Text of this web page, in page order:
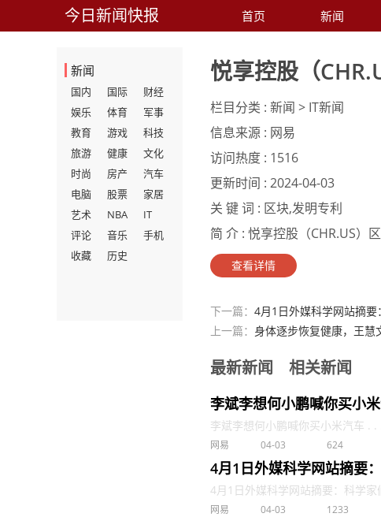
今日新闻快报 首页 新闻
新闻
国内 国际
财经
娱乐
体育
军事
教育
游戏
科技
旅游
健康
文化
时尚
房产
汽车
电脑
股票
家居
艺术
NBA
IT
评论
音乐
手机
收藏
历史
悦享控股（
栏目分类 : 新闻 > IT新闻
信息来源 : 网易
访问热度 : 1516
更新时间 : 2024-04-03
关 键 词 : 区块,发明专利
简 介 : 悦享控股（CHR.US）
查看详情
下一篇： 4月1日外媒科学网站摘
上一篇： 身体逐步恢复健康，王慧
最新新闻 相关新闻
李斌李想何小鹏喊你买小
李斌李想何小鹏喊你买小米汽车 . . .
网易 04-03 624
4月1日外媒科学网站摘要
4月1日外媒科学网站摘要：科学
网易 04-03 1233